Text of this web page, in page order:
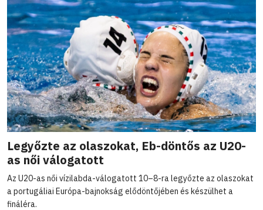
Legyőzte az olaszokat, Eb-döntős az U20-
as női válogatott
Az U20-as női vízilabda-válogatott 10–8-ra legyőzte az olaszokat
a portugáliai Európa-bajnokság elődöntőjében és készülhet a
fináléra.